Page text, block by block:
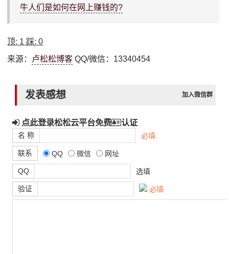
牛人们是如何在网上赚钱的?
顶: 1 踩:0
来源： 卢松松博客 QQ/微信：13340454
发表感想 加入微信群
点此登录松松云平台免费 认证
名 称 必填
联系 QQ 微信 网址
QQ 选填
验证 必填